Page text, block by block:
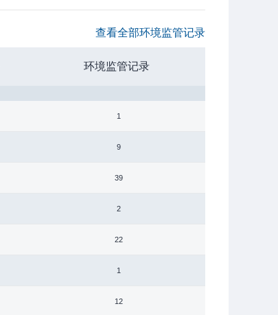
查看全部环境监管记录
环境监管记录
1
9
39
2
22
1
12